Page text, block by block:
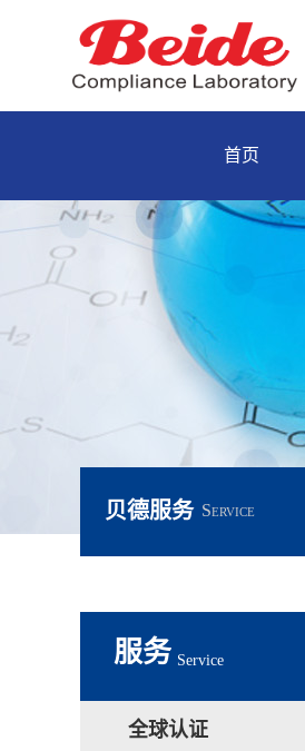
首页
Service
贝德服务
服务 Service
全球认证